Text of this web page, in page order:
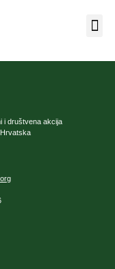
i društvena akcija